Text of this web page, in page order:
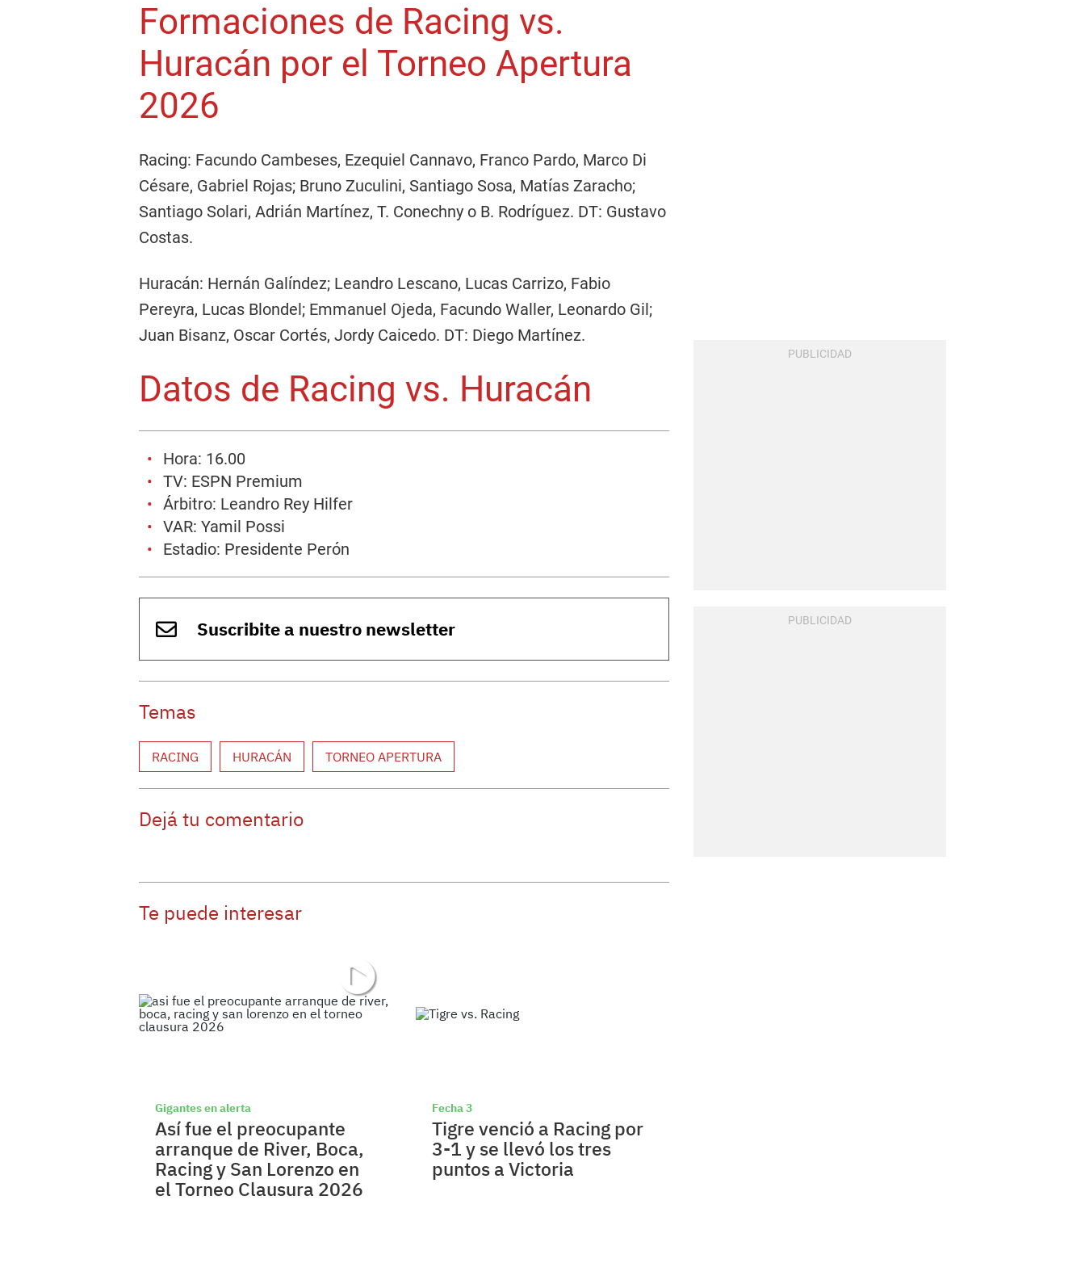
Formaciones de Racing vs.
Huracán por el Torneo Apertura
2026
Racing: Facundo Cambeses, Ezequiel Cannavo, Franco Pardo, Marco Di
Césare, Gabriel Rojas; Bruno Zuculini, Santiago Sosa, Matías Zaracho;
Santiago Solari, Adrián Martínez, T. Conechny o B. Rodríguez. DT: Gustavo
Costas.
Huracán: Hernán Galíndez; Leandro Lescano, Lucas Carrizo, Fabio
Pereyra, Lucas Blondel; Emmanuel Ojeda, Facundo Waller, Leonardo Gil;
Juan Bisanz, Oscar Cortés, Jordy Caicedo. DT: Diego Martínez.
Datos de Racing vs. Huracán
Hora: 16.00
TV: ESPN Premium
Árbitro: Leandro Rey Hilfer
VAR: Yamil Possi
Estadio: Presidente Perón
Suscribite a nuestro newsletter
Temas
RACING HURACÁN TORNEO APERTURA
Dejá tu comentario
Te puede interesar
Gigantes en alerta
Así fue el preocupante
arranque de River, Boca,
Racing y San Lorenzo en
el Torneo Clausura 2026
Fecha 3
Tigre venció a Racing por
3-1 y se llevó los tres
puntos a Victoria